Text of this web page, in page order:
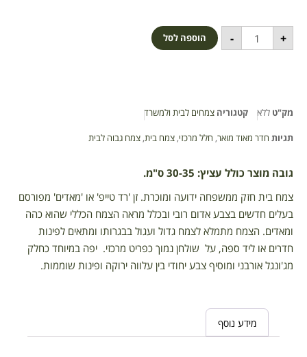
- + הוספה לסל
מק"ט ללא קטגוריה צמחים לבית ולמשרד
תגיות חדר מאוד מואר, חלל מרכזי, צמח בית, צמח גבוה לבית
גובה מוצר כולל עציץ: 30-35 ס"מ.
צמח בית חזק ממשפחה ידועה ומוכרת. זן 'רד טייפ' או 'מאדים' מפורסם
בעלים חדשים בצבע אדום רובי ובכלל מראה הצמח הכללי שהוא כהה
ומאדים. הצמח מתמלא לצמח גדול ועגול בבגרותו ומתאים לפינות
חדרים או ליד ספה, על שולחן נמוך כפריט מרכזי. יפה במיוחד כחלק
מג'ונגל אורבני ומוסיף צבע יחודי בין עלווה ירוקה ופינות שוממות.
מידע נוסף